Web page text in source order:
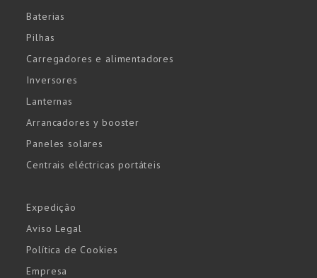
Baterias
Pilhas
Carregadores e alimentadores
Inversores
Lanternas
Arrancadores y booster
Paneles solares
Centrais eléctricas portáteis
Expedição
Aviso Legal
Política de Cookies
Empresa